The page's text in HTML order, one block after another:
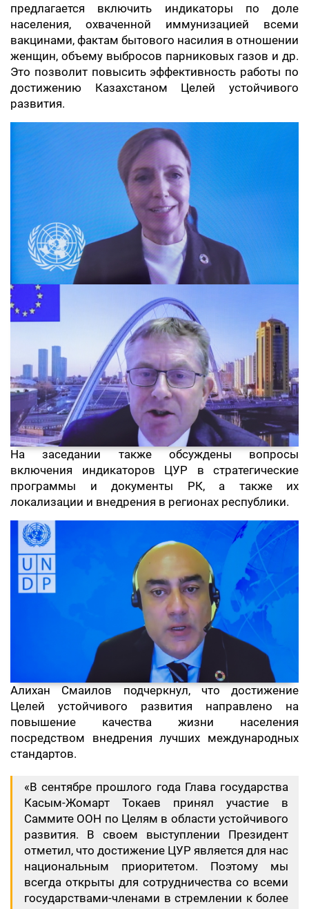
предлагается включить индикаторы по доле
населения, охваченной иммунизацией всеми
вакцинами, фактам бытового насилия в отношении
женщин, объему выбросов парниковых газов и др.
Это позволит повысить эффективность работы по
достижению Казахстаном Целей устойчивого
развития.
На заседании также обсуждены вопросы
включения индикаторов ЦУР в стратегические
программы и документы РК, а также их
локализации и внедрения в регионах республики.
Алихан Смаилов подчеркнул, что достижение
Целей устойчивого развития направлено на
повышение качества жизни населения
посредством внедрения лучших международных
стандартов.
«В сентябре прошлого года Глава государства
Касым-Жомарт Токаев принял участие в
Саммите ООН по Целям в области устойчивого
развития. В своем выступлении Президент
отметил, что достижение ЦУР является для нас
национальным приоритетом. Поэтому мы
всегда открыты для сотрудничества со всеми
государствами-членами в стремлении к более